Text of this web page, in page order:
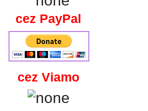
cez PayPal
cez Viamo